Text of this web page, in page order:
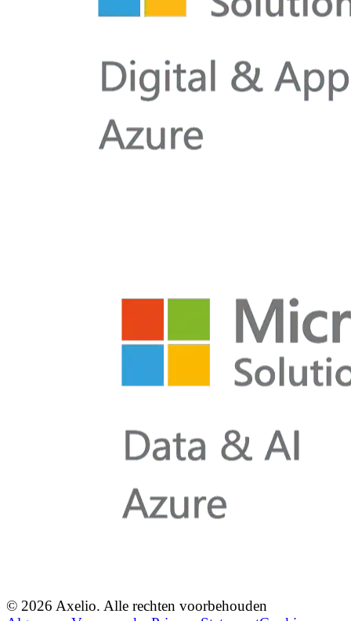
© 2026 Axelio. Alle rechten voorbehouden